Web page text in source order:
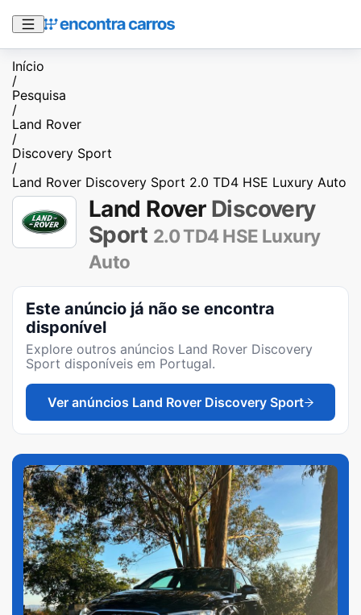
Início
/
Pesquisa
/
Land Rover
/
Discovery Sport
/
Land Rover Discovery Sport 2.0 TD4 HSE Luxury Auto
Land Rover Discovery
Sport 2.0 TD4 HSE Luxury
Auto
Este anúncio já não se encontra
disponível
Explore outros anúncios Land Rover Discovery
Sport disponíveis em Portugal.
Ver anúncios Land Rover Discovery Sport